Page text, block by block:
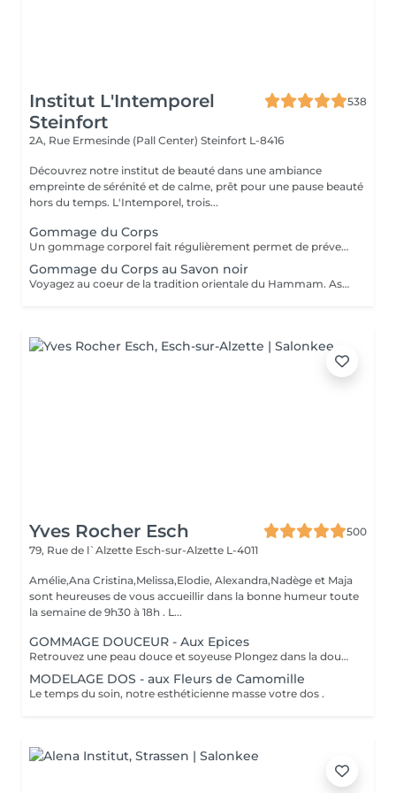
Institut L'Intemporel
Steinfort
538
2A, Rue Ermesinde (Pall Center) Steinfort L-8416
Découvrez notre institut de beauté dans une ambiance
empreinte de sérénité et de calme, prêt pour une pause beauté
hors du temps. L'Intemporel, trois...
Gommage du Corps
Un gommage corporel fait régulièrement permet de prévenir les désagréments liés à une peau sèche, permet un lissage et une meilleure pénétration de vos soins corps quotidiens. Il élimine les cellules mortes et les impuretés présentes à la surface de la peau et stimule ainsi le renouvellement cellulaire naturel. Mieux oxygéné et résistant, l'épiderme est magnifié et plus lumineux.
Gommage du Corps au Savon noir
Voyagez au coeur de la tradition orientale du Hammam. Associée à l'action exfoliante du gant de Kassa cette recette ancestrale permet de purifier la peau en profondeur pour la laisser douce, satinée et délicatement parfumée. Gant de Kassa offert.
Yves Rocher Esch
500
79, Rue de l`Alzette Esch-sur-Alzette L-4011
Amélie,Ana Cristina,Melissa,Elodie, Alexandra,Nadège et Maja
sont heureuses de vous accueillir dans la bonne humeur toute
la semaine de 9h30 à 18h . L...
GOMMAGE DOUCEUR - Aux Epices
Retrouvez une peau douce et soyeuse Plongez dans la douceur tropicale dIndonésie à travers les notes épicées des huiles essentielles de Girofle et de Muscade. Ce gommage aux effluves chauds et naturels vous transporte tout en exfoliant délicatement votre peau : elle est douce, lumineuse et satinée.
MODELAGE DOS - aux Fleurs de Camomille
Le temps du soin, notre esthéticienne masse votre dos .